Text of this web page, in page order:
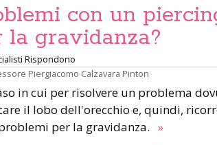
con un
la gravidanza?
Rispondono
Piergiacomo Calzavara Pinton
in cui per risolvere un problema
il lobo dell'orecchio e, quindi,
per la gravidanza. »